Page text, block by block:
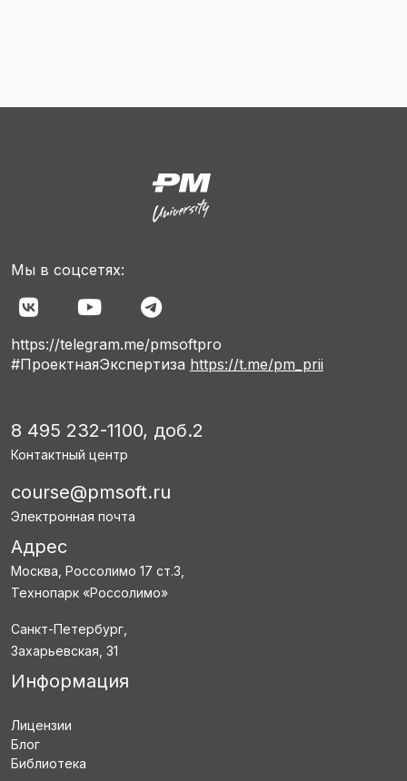
Мы в соцсетях:
https://telegram.me/pmsoftpro
#ПроектнаяЭкспертиза https://t.me/pm_prii
8 495 232-1100, доб.2
Контактный центр
course@pmsoft.ru
Электронная почта
Адрес
Москва, Россолимо 17 ст.3,
Технопарк «Россолимо»
Санкт-Петербург,
Захарьевская, 31
Информация
Лицензии
Блог
Библиотека